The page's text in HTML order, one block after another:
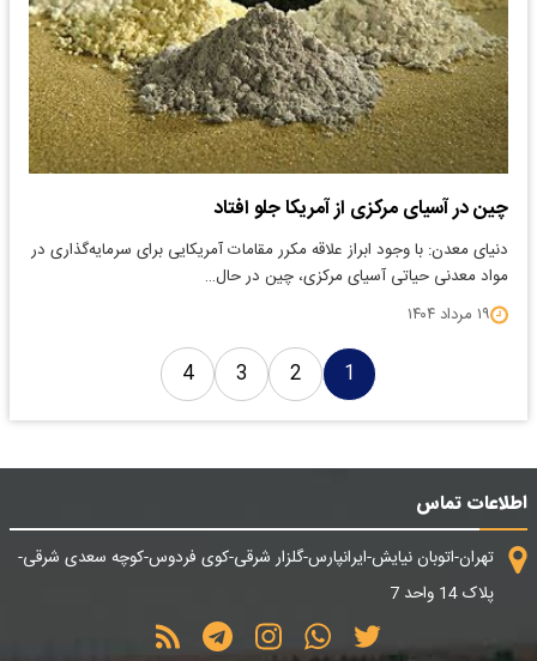
چین در آسیای مرکزی از آمریکا جلو افتاد
دنیای معدن: با وجود ابراز علاقه مکرر مقامات آمریکایی برای سرمایه‌گذاری در
مواد معدنی حیاتی آسیای مرکزی، چین در حال…
۱۹ مرداد ۱۴۰۴
1
2
3
4
اطلاعات تماس
تهران-اتوبان نیایش-ایرانپارس-گلزار شرقی-کوی فردوس-کوچه سعدی شرقی-
پلاک 14 واحد 7